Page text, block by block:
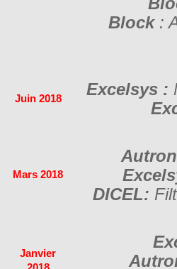
Block:
Juin 2018 Excelsys :
Mars 2018
DICEL:
Janvier